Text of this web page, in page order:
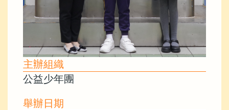
主辦組織
公益少年團
舉辦日期